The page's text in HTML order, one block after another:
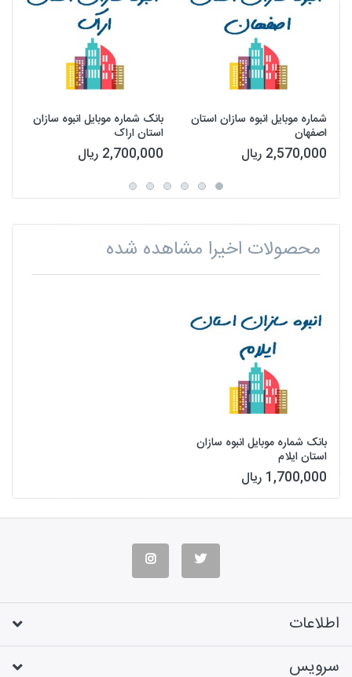
شماره موبایل انبوه سازان استان
اصفهان
2,570,000 ریال
بانک شماره موبایل انبوه سازان
استان اراک
2,700,000 ریال
محصولات اخیرا مشاهده شده
بانک شماره موبایل انبوه سازان
استان ایلام
1,700,000 ریال
اطلاعات
سرویس